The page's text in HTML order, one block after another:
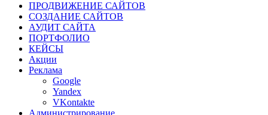
ПРОДВИЖЕНИЕ САЙТОВ
СОЗДАНИЕ САЙТОВ
АУДИТ САЙТА
ПОРТФОЛИО
КЕЙСЫ
Акции
Реклама
Google
Yandex
VKontakte
Администрирование